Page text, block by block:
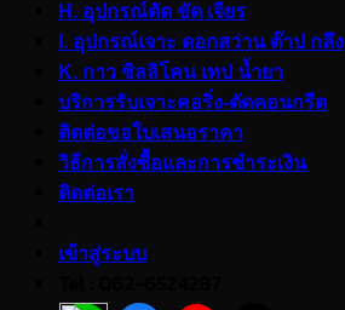
H. อุปกรณ์ตัด ขัด เจียร
I. อุปกรณ์เจาะ ดอกสว่าน ต๊าป กลึง
K. กาว ซิลลิโคน เทป น้ำยา
บริการรับเจาะคอริ่ง-ตัดคอนกรีต
ติดต่อขอใบเสนอราคา
วิธีการสั่งซื้อและการชำระเงิน
ติดต่อเรา
เข้าสู่ระบบ